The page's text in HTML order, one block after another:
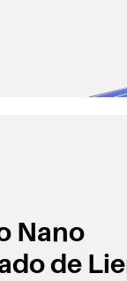
Nano
de